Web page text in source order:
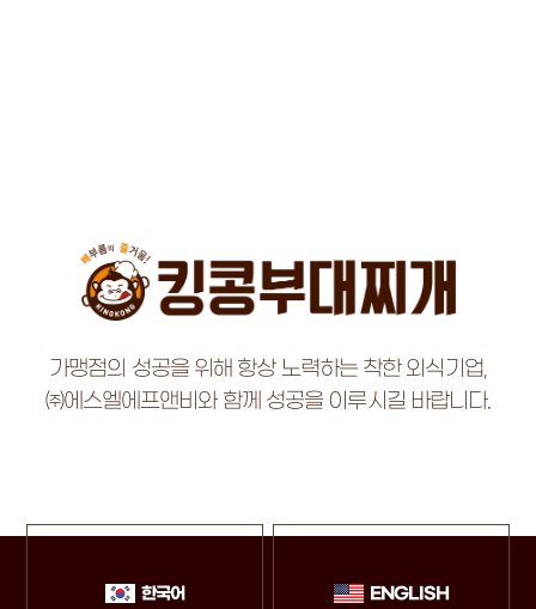
가맹점의 성공을 위해 항상 노력하는 착한 외식기업,
㈜에스엘에프앤비와 함께 성공을 이루시길 바랍니다.
한국어 ENGLISH